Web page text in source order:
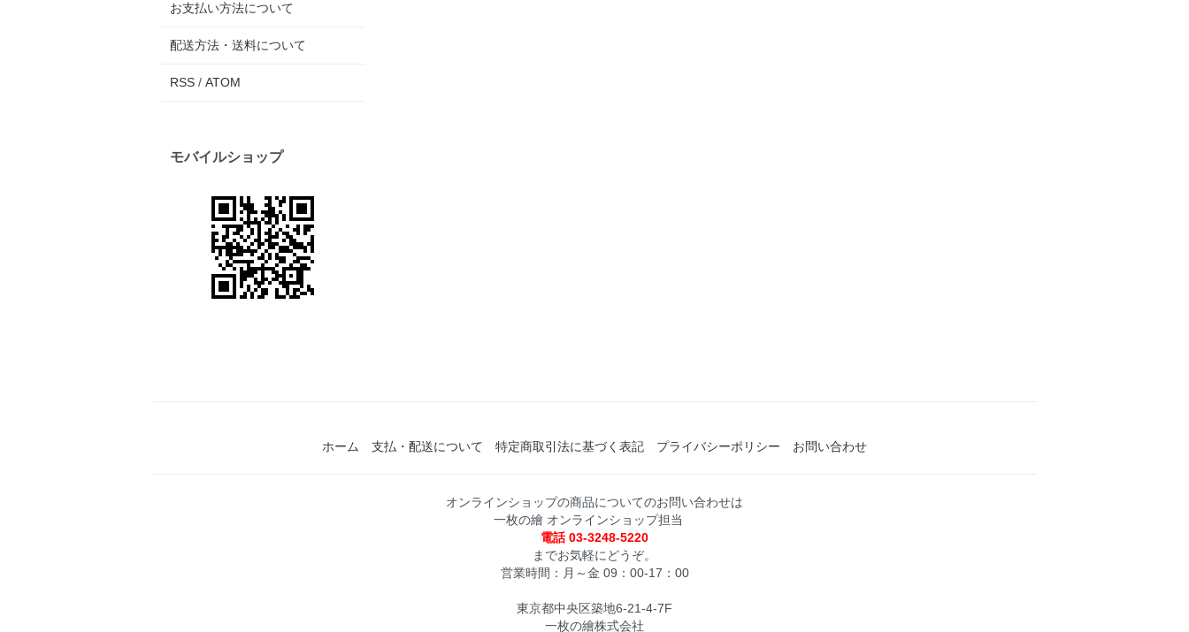
お支払い方法について
配送方法・送料について
RSS / ATOM
モバイルショップ
ホーム 支払・配送について 特定商取引法に基づく表記 プライバシーポリシー お問い合わせ
オンラインショップの商品についてのお問い合わせは
一枚の繪 オンラインショップ担当
電話 03-3248-5220
までお気軽にどうぞ。
営業時間：月～金 09：00-17：00
東京都中央区築地6-21-4-7F
一枚の繪株式会社